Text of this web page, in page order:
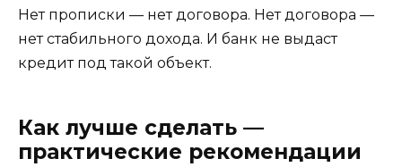
Нет прописки — нет договора. Нет договора —
нет стабильного дохода. И банк не выдаст
кредит под такой объект.
Как лучше сделать —
практические рекомендации